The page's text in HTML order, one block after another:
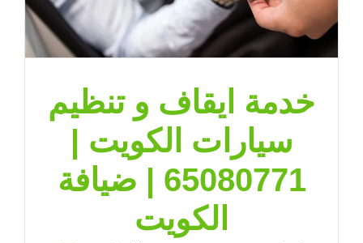
خدمة ايقاف و تنظيم
سيارات الكويت |
65080771 | ضيافة
الكويت